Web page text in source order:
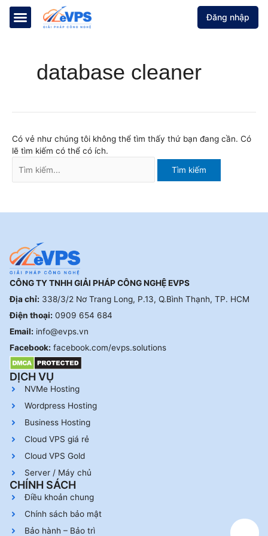
Nhảy
nội
Đăng nhập
database cleaner
Có vẻ như chúng tôi không thể tìm thấy thứ bạn đang cần. Có
lẽ tìm kiếm có thể có ích.
Tìm
kiếm:
CÔNG TY TNHH GIẢI PHÁP CÔNG NGHỆ EVPS
Địa chỉ: 338/3/2 Nơ Trang Long, P.13, Q.Bình Thạnh, TP. HCM
Điện thoại: 0909 654 684
Email: info@evps.vn
Facebook: facebook.com/evps.solutions
DỊCH VỤ
NVMe Hosting
Wordpress Hosting
Business Hosting
Cloud VPS giá rẻ
Cloud VPS Gold
Server / Máy chủ
CHÍNH SÁCH
Điều khoản chung
Chính sách bảo mật
Bảo hành – Bảo trì